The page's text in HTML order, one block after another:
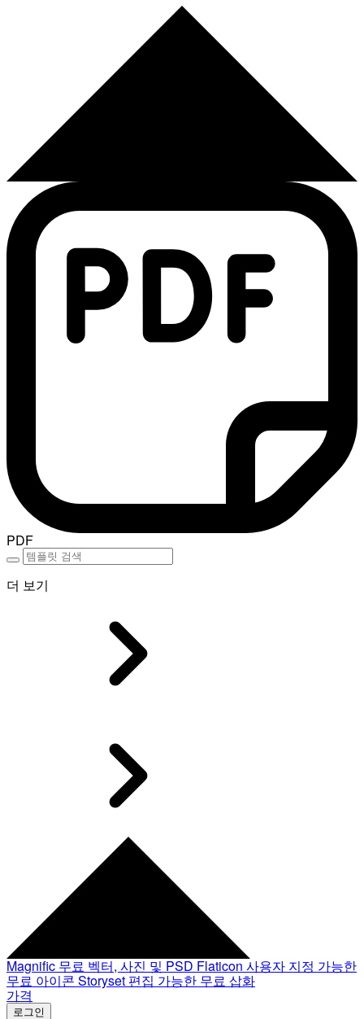
PDF
더 보기
Magnific 무료 벡터, 사진 및 PSD Flaticon 사용자 지정 가능한
무료 아이콘 Storyset 편집 가능한 무료 삽화
가격
로그인